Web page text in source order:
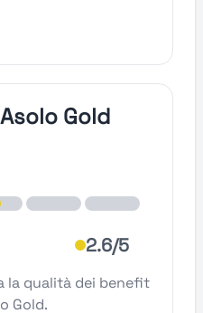
Gold
2.6/5
la qualità dei benefit
Gold.